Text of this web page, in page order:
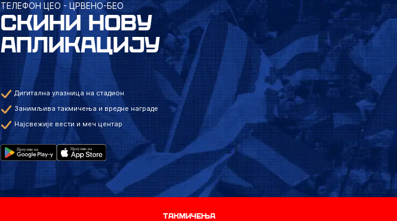
ТЕЛЕФОН ЦЕО - ЦРВЕНО-БЕО
СКИНИ НОВУ
АПЛИКАЦИЈУ
Дигитална улазница на стадион
Занимљива такмичења и вредне награде
Најсвежије вести и меч центар
Такмичења